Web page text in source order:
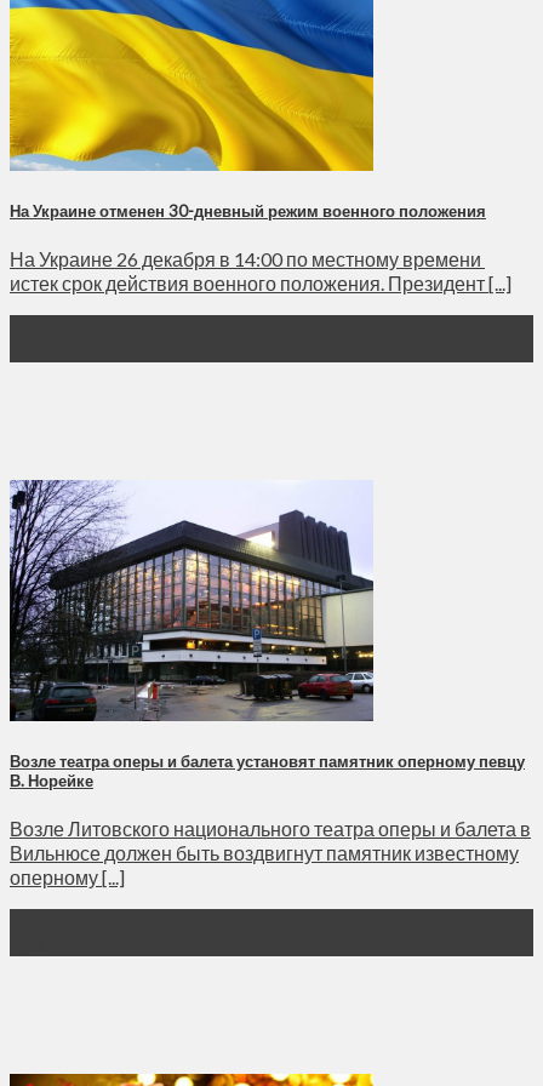
На Украине отменен 30-дневный режим военного положения
На Украине 26 декабря в 14:00 по местному времени
истек срок действия военного положения. Президент [...]
Возле театра оперы и балета установят памятник оперному певцу
В. Норейке
Возле Литовского национального театра оперы и балета в
Вильнюсе должен быть воздвигнут памятник известному
оперному [...]